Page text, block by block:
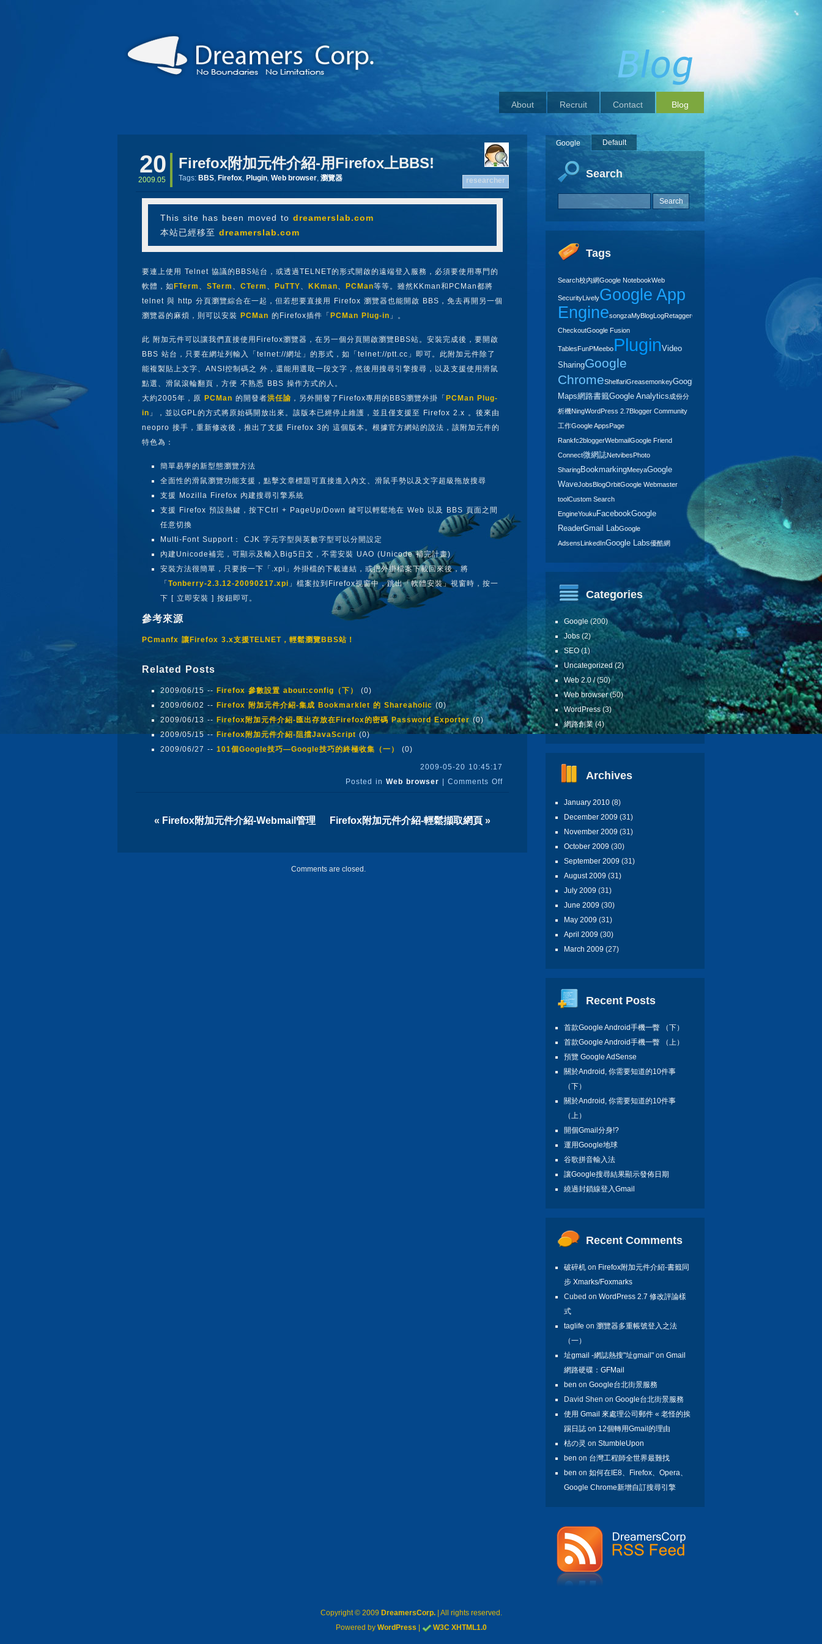
Blog
Contact
Recruit
About
20
2009.05
Firefox附加元件介紹-用Firefox上BBS!
Tags: BBS, Firefox, Plugin, Web browser, 瀏覽器 researcher
This site has been moved to dreamerslab.com
本站已經移至 dreamerslab.com
要連上使用 Telnet 協議的BBS站台，或透過TELNET的形式開啟的遠端登入服務，必須要使用專門的
軟體，如 FTerm 、 STerm 、 CTerm 、 PuTTY、 KKman、 PCMan等等。雖然KKman和PCMan都將
telnet 與 http 分頁瀏覽綜合在一起，但若想要直接用 Firefox 瀏覽器也能開啟 BBS，免去再開另一個
瀏覽器的麻煩，則可以安裝 PCMan 的Firefox插件「 PCMan Plug-in 」。
此 附加元件可以讓我們直接使用Firefox瀏覽器，在另一個分頁開啟瀏覽BBS站。安裝完成後，要開啟
BBS 站台，只要在網址列輸入「telnet://網址」的形式，如「telnet://ptt.cc」即可。此附加元件除了
能複製貼上文字、ANSI控制碼之 外，還能用選取一段文字，然後用搜尋引擎搜尋，以及支援使用滑鼠
點選、滑鼠滾輪翻頁，方便 不熟悉 BBS 操作方式的人。
大約2005年，原 PCMan 的開發者洪任諭 ，另外開發了Firefox專用的BBS瀏覽外掛「 PCMan Plug-
in 」，並以GPL的方式將原始碼開放出來。該版本已經停止維護，並且僅支援至 Firefox 2.x 。後來由
neopro 接手，重新修改後，推出了支援 Firefox 3的 這個版本。根據官方網站的說法，該附加元件的
特色為：
簡單易學的新型態瀏覽方法
全面性的滑鼠瀏覽功能支援，點擊文章標題可直接進入內文、滑鼠手勢以及文字超級拖放搜尋
支援 Mozilla Firefox 內建搜尋引擎系統
支援 Firefox 預設熱鍵，按下Ctrl + PageUp/Down 鍵可以輕鬆地在 Web 以及 BBS 頁面之間
任意切換
Multi-Font Support： CJK 字元字型與英數字型可以分開設定
內建Unicode補完，可顯示及輸入Big5日文，不需安裝 UAO (Unicode 補完計畫)
安裝方法很簡單，只要按一下「.xpi」外掛檔的下載連結，或把外掛檔案下載回來後，將
「 Tonberry-2.3.12-20090217.xpi 」檔案拉到Firefox視窗中，跳出「軟體安裝」視窗時，按一
下 [ 立即安裝 ] 按鈕即可。
參考來源
PCmanfx 讓Firefox 3.x支援TELNET，輕鬆瀏覽BBS站！
Related Posts
2009/06/15 -- Firefox 參數設置 about:config（下）
(0)
2009/06/02 -- Firefox 附加元件介紹-集成 Bookmarklet 的 Shareaholic (0)
2009/06/13 -- Firefox附加元件介紹-匯出存放在Firefox的密碼 Password Exporter(0)
2009/05/15 --Firefox附加元件介紹-阻擋JavaScript(0)
2009/06/27 -- 101個Google技巧—Google技巧的終極收集（一） (0)
2009-05-20 10:45:17
Posted in Web browser Comments Off
« Firefox附加元件介紹-Webmail管理 Firefox附加元件介紹-輕鬆擷取網頁 »
Comments are closed.
Google Default
Search
Tags
Search校內網Google NotebookWeb
SecurityLivelyGoogle App
EnginesongzaMyBlogLogRetaggerGoogle
CheckoutGoogle Fusion
TablesFunPMeeboPluginVideo
SharingGoogle
ChromeShelfariGreasemonkeyGoogle
Maps網路書籤Google Analytics成份分
析機NingWordPress 2.7Blogger Community
工作Google AppsPage
Rankfc2bloggerWebmailGoogle Friend
Connect微網誌NetvibesPhoto
SharingBookmarkingMeeyaGoogle
WaveJobsBlogOrbitGoogle Webmaster
toolCustom Search
EngineYoukuFacebookGoogle
ReaderGmail LabGoogle
AdsensLinkedInGoogle Labs優酷網
Categories
Google (200)
Jobs (2)
SEO (1)
Uncategorized(2)
Web 2.0 /(50)
Web browser(50)
WordPress (3)
網路創業(4)
Archives
January 2010 (8)
December 2009 (31)
November 2009 (31)
October 2009 (30)
September 2009 (31)
August 2009 (31)
July 2009 (31)
June 2009 (30)
May 2009 (31)
April 2009 (30)
March 2009 (27)
Recent Posts
首款Google Android手機一瞥 （下）
首款Google Android手機一瞥 （上）
預覽 Google AdSense
關於Android, 你需要知道的10件事
（下）
關於Android, 你需要知道的10件事
（上）
開個Gmail分身!?
運用Google地球
谷歌拼音輸入法
讓Google搜尋結果顯示發佈日期
繞過封鎖線登入Gmail
Recent Comments
破碎机 on Firefox附加元件介紹-書籤同
步 Xmarks/Foxmarks
Cubed on WordPress 2.7 修改評論樣
式
taglife on 瀏覽器多重帳號登入之法
（一）
址gmail -網誌熱搜"址gmail" on Gmail
網路硬碟：GFMail
ben on Google台北街景服務
David Shen on Google台北街景服務
使用 Gmail 來處理公司郵件 « 老怪的挨
踢日誌 on 12個轉用Gmail的理由
枯の灵 on StumbleUpon
ben on 台灣工程師全世界最難找
ben on 如何在IE8、Firefox、Opera、
Google Chrome新增自訂搜尋引擎
Copyright © 2009 DreamersCorp.| All rights reserved.
Powered by WordPress W3C XHTML1.0